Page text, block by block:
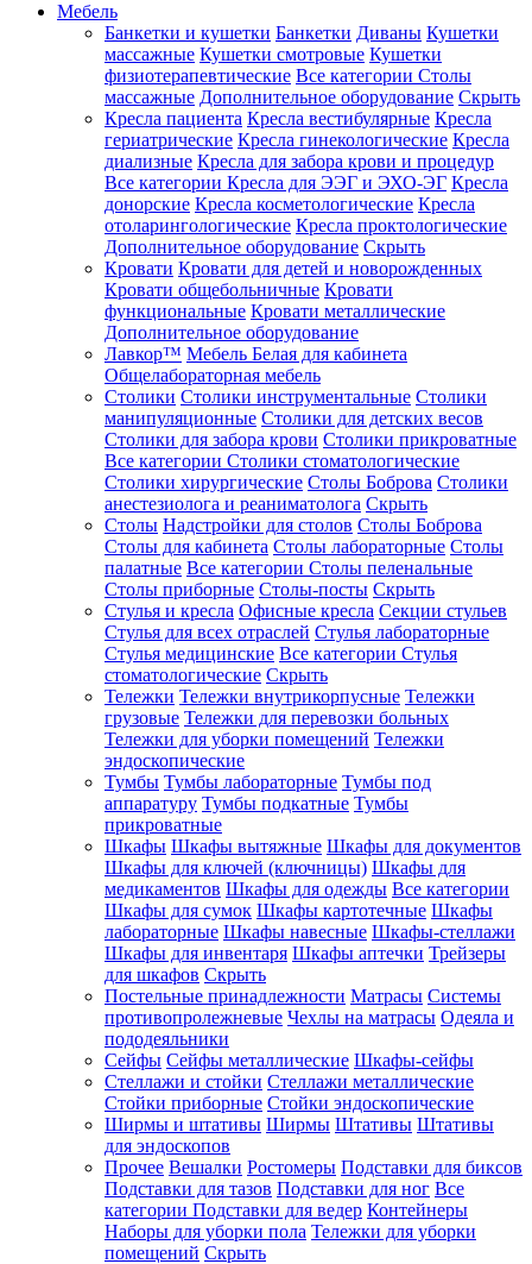
Мебель
Банкетки и кушетки Банкетки Диваны Кушетки
массажные Кушетки смотровые Кушетки
физиотерапевтические Все категории Столы
массажные Дополнительное оборудование Скрыть
Кресла пациента Кресла вестибулярные Кресла
гериатрические Кресла гинекологические Кресла
диализные Кресла для забора крови и процедур
Все категории Кресла для ЭЭГ и ЭХО-ЭГ Кресла
донорские Кресла косметологические Кресла
отоларингологические Кресла проктологические
Дополнительное оборудование Скрыть
Кровати Кровати для детей и новорожденных
Кровати общебольничные Кровати
функциональные Кровати металлические
Дополнительное оборудование
Лавкор™ Мебель Белая для кабинета
Общелабораторная мебель
Столики Столики инструментальные Столики
манипуляционные Столики для детских весов
Столики для забора крови Столики прикроватные
Все категории Столики стоматологические
Столики хирургические Столы Боброва Столики
анестезиолога и реаниматолога Скрыть
Столы Надстройки для столов Столы Боброва
Столы для кабинета Столы лабораторные Столы
палатные Все категории Столы пеленальные
Столы приборные Столы-посты Скрыть
Стулья и кресла Офисные кресла Секции стульев
Стулья для всех отраслей Стулья лабораторные
Стулья медицинские Все категории Стулья
стоматологические Скрыть
Тележки Тележки внутрикорпусные Тележки
грузовые Тележки для перевозки больных
Тележки для уборки помещений Тележки
эндоскопические
Тумбы Тумбы лабораторные Тумбы под
аппаратуру Тумбы подкатные Тумбы
прикроватные
Шкафы Шкафы вытяжные Шкафы для документов
Шкафы для ключей (ключницы) Шкафы для
медикаментов Шкафы для одежды Все категории
Шкафы для сумок Шкафы картотечные Шкафы
лабораторные Шкафы навесные Шкафы-стеллажи
Шкафы для инвентаря Шкафы аптечки Трейзеры
для шкафов Скрыть
Постельные принадлежности Матрасы Системы
противопролежневые Чехлы на матрасы Одеяла и
пододеяльники
Сейфы Сейфы металлические Шкафы-сейфы
Стеллажи и стойки Стеллажи металлические
Стойки приборные Стойки эндоскопические
Ширмы и штативы Ширмы Штативы Штативы
для эндоскопов
Прочее Вешалки Ростомеры Подставки для биксов
Подставки для тазов Подставки для ног Все
категории Подставки для ведер Контейнеры
Наборы для уборки пола Тележки для уборки
помещений Скрыть